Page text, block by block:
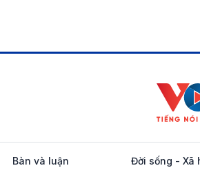
Bàn và luận Đời sống - Xã